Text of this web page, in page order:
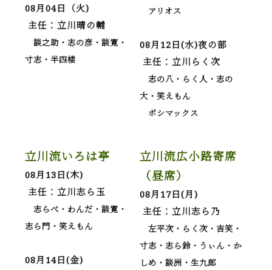
08月04日（火)
主任：立川晴の輔
談之助・志の彦・談寛・
寸志・半四楼
アリオス
08月12日(水)夜の部
主任：立川らく次
志の八・らく人・志の
大・笑えもん
ボシマックス
立川流いろは亭
08月13日(木)
主任：立川志ら玉
志らべ・わんだ・談寛・
志ら門・笑えもん
08月14日(金)
立川流広小路寄席
（昼席）
08月17日(月)
主任：立川志ら乃
左平次・らく次・吉笑・
寸志・志ら鈴・うぃん・か
しめ・談洲・生九郎